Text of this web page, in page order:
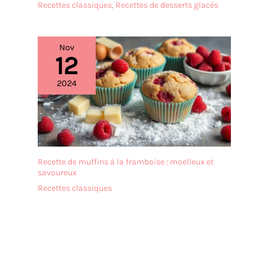
DIMENSIONS ET
30 x 0,1 cm et une
épaisseur de 2 mm, cette
cloche rectangulaire en
carton est idéale pour les
gâteaux d’anniversaire, les
gâteaux en forme de
chiffres ou de lettres, les
stols, les speculoos, les
biscuits, les cupcakes ou
autres gourmandises. Une
plaque à gâteaux légère et
Recettes classiques, Recettes de desserts glacés
Nov
12
2024
Recette de muffins à la framboise : moelleux et
savoureux
Recettes classiques